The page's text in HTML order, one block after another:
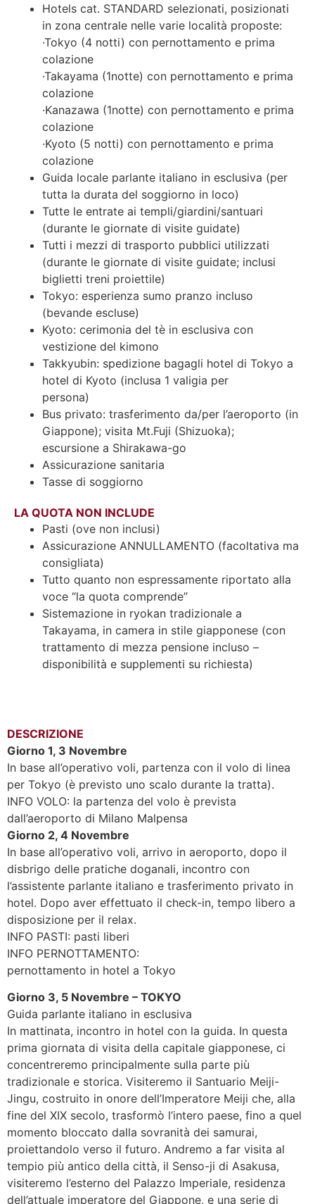
Hotels cat. STANDARD selezionati, posizionati
in zona centrale nelle varie località proposte:
·Tokyo (4 notti) con pernottamento e prima
colazione
·Takayama (1notte) con pernottamento e prima
colazione
·Kanazawa (1notte) con pernottamento e prima
colazione
·Kyoto (5 notti) con pernottamento e prima
colazione
Guida locale parlante italiano in esclusiva (per
tutta la durata del soggiorno in loco)
Tutte le entrate ai templi/giardini/santuari
(durante le giornate di visite guidate)
Tutti i mezzi di trasporto pubblici utilizzati
(durante le giornate di visite guidate; inclusi
biglietti treni proiettile)
Tokyo: esperienza sumo pranzo incluso
(bevande escluse)
Kyoto: cerimonia del tè in esclusiva con
vestizione del kimono
Takkyubin: spedizione bagagli hotel di Tokyo a
hotel di Kyoto (inclusa 1 valigia per
persona)
Bus privato: trasferimento da/per l’aeroporto (in
Giappone); visita Mt.Fuji (Shizuoka);
escursione a Shirakawa-go
Assicurazione sanitaria
Tasse di soggiorno
LA QUOTA NON INCLUDE
Pasti (ove non inclusi)
Assicurazione ANNULLAMENTO (facoltativa ma
consigliata)
Tutto quanto non espressamente riportato alla
voce “la quota comprende”
Sistemazione in ryokan tradizionale a
Takayama, in camera in stile giapponese (con
trattamento di mezza pensione incluso –
disponibilità e supplementi su richiesta)
DESCRIZIONE
Giorno 1, 3 Novembre
In base all’operativo voli, partenza con il volo di linea
per Tokyo (è previsto uno scalo durante la tratta).
INFO VOLO: la partenza del volo è prevista
dall’aeroporto di Milano Malpensa
Giorno 2, 4 Novembre
In base all’operativo voli, arrivo in aeroporto, dopo il
disbrigo delle pratiche doganali, incontro con
l’assistente parlante italiano e trasferimento privato in
hotel. Dopo aver effettuato il check-in, tempo libero a
disposizione per il relax.
INFO PASTI: pasti liberi
INFO PERNOTTAMENTO:
pernottamento in hotel a Tokyo
Giorno 3, 5 Novembre – TOKYO
Guida parlante italiano in esclusiva
In mattinata, incontro in hotel con la guida. In questa
prima giornata di visita della capitale giapponese, ci
concentreremo principalmente sulla parte più
tradizionale e storica. Visiteremo il Santuario Meiji-
Jingu, costruito in onore dell’Imperatore Meiji che, alla
fine del XIX secolo, trasformò l’intero paese, fino a quel
momento bloccato dalla sovranità dei samurai,
proiettandolo verso il futuro. Andremo a far visita al
tempio più antico della città, il Senso-ji di Asakusa,
visiteremo l’esterno del Palazzo Imperiale, residenza
dell’attuale imperatore del Giappone, e una serie di